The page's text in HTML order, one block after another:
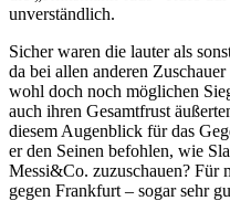
unverständlich.
Sicher waren die lauter als
da bei allen anderen
wohl doch noch möglichen
auch ihren Gesamtfrust
diesem Augenblick für das
er den Seinen befohlen, wie
Messi&Co. zuzuschauen? Für
gegen Frankfurt – sogar sehr